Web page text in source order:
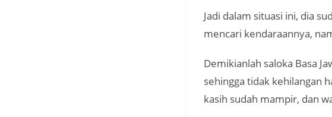
Jadi dalam situasi ini, dia
mencari kendaraannya,
Demikianlah saloka Basa
sehingga tidak kehilangan
kasih sudah mampir, dan